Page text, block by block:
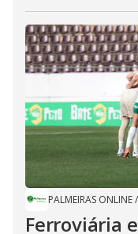
PALMEIRAS ONLINE/
Ferroviária